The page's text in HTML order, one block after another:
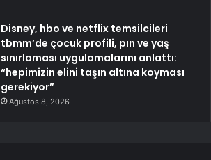
Disney, hbo ve netflix temsilcileri
tbmm’de çocuk profili, pın ve yaş
sınırlaması uygulamalarını anlattı:
“hepimizin elini taşın altına koyması
gerekiyor”
Ağustos 8, 2026